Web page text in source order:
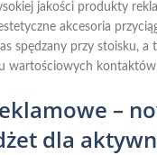
jakości produkty
akcesoria
spędzany przy stoisku, a
wartościowych
–
dla